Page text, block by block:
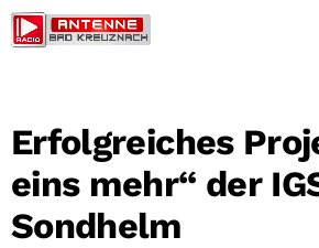
Erfolgreiches
eins mehr“ der
Sondhelm